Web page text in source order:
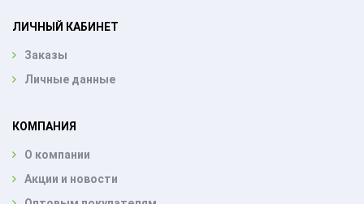
ЛИЧНЫЙ КАБИНЕТ
Заказы
Личные данные
КОМПАНИЯ
О компании
Акции и новости